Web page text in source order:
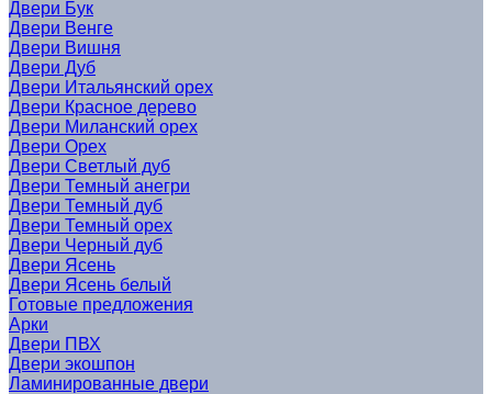
Двери Бук
Двери Венге
Двери Вишня
Двери Дуб
Двери Итальянский орех
Двери Красное дерево
Двери Миланский орех
Двери Орех
Двери Светлый дуб
Двери Темный анегри
Двери Темный дуб
Двери Темный орех
Двери Черный дуб
Двери Ясень
Двери Ясень белый
Готовые предложения
Арки
Двери ПВХ
Двери экошпон
Ламинированные двери